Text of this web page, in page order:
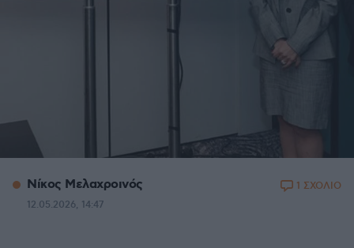
Νίκος Μελαχροινός
12.05.2026, 14:47
1 ΣΧΟΛΙΟ